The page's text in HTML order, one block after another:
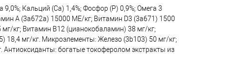
Кальций (Са) 1,4%; Фосфор (P) 0,9%; Омега 3
A (3a672a) 15000 МЕ/кг; Витамин D3 (3a671) 1500
кг; Витамин B12 (цианокобаламин) 38 мг/кг;
18,4 мг/кг. Микроэлементы: Железо (3b103) 50 мг/кг;
Антиоксиданты: богатые токоферолом экстракты из